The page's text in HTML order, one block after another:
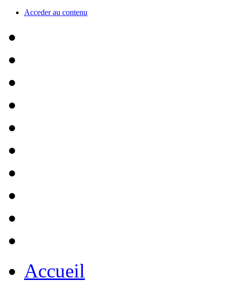
Acceder au contenu
Accueil